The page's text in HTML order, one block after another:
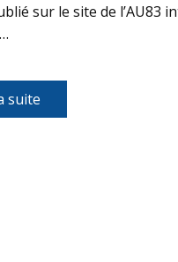
sur le site de
suite​